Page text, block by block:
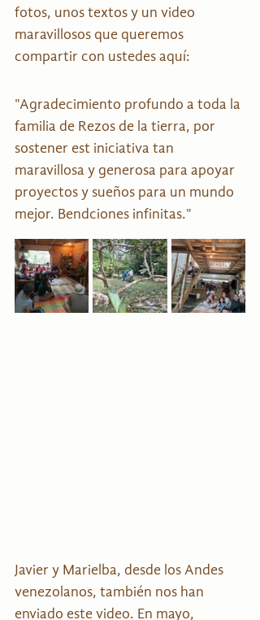
fotos, unos textos y un video
maravillosos que queremos
compartir con ustedes aquí:
"Agradecimiento profundo a toda la
familia de Rezos de la tierra, por
sostener est iniciativa tan
maravillosa y generosa para apoyar
proyectos y sueños para un mundo
mejor. Bendciones infinitas."
Javier y Marielba, desde los Andes
venezolanos, también nos han
enviado este video. En mayo,